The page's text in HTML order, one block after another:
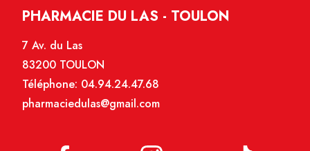
PHARMACIE DU LAS - TOULON
7 Av. du Las
83200 TOULON
Téléphone: 04.94.24.47.68
pharmaciedulas@gmail.com